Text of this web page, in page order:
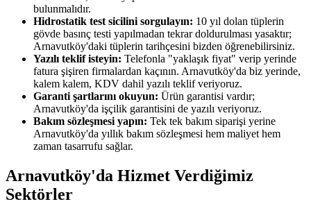
bulunmalıdır.
Hidrostatik test sicilini sorgulayın: 10 yıl dolan tüplerin
gövde basınç testi yapılmadan tekrar doldurulması yasaktır;
Arnavutköy'daki tüplerin tarihçesini bizden öğrenebilirsiniz.
Yazılı teklif isteyin: Telefonla "yaklaşık fiyat" verip yerinde
fatura şişiren firmalardan kaçının. Arnavutköy'da biz yerinde,
kalem kalem, KDV dahil yazılı teklif veriyoruz.
Garanti şartlarını okuyun: Ürün garantisi vardır;
Arnavutköy'da işçilik garantisini de yazılı veriyoruz.
Bakım sözleşmesi yapın: Tek tek bakım siparişi yerine
Arnavutköy'da yıllık bakım sözleşmesi hem maliyet hem
zaman tasarrufu sağlar.
Arnavutköy'da Hizmet Verdiğimiz
Sektörler